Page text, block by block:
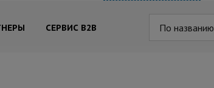
СЕРВИС B2B По названию